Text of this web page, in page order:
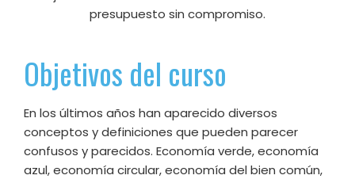
presupuesto sin compromiso.
Objetivos del curso
En los últimos años han aparecido diversos
conceptos y definiciones que pueden parecer
confusos y parecidos. Economía verde, economía
azul, economía circular, economía del bien común,